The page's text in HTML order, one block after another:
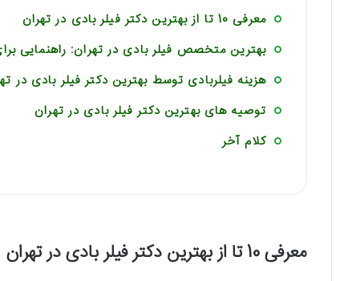
معرفی 10 تا از بهترین دکتر فیلر بادی در تهران
بهترین متخصص فیلر بادی در تهران: راهنمایی
هزینه فیلربادی توسط بهترین دکتر فیلر بادی در
توصیه‌ های بهترین دکتر فیلر بادی در تهران
کلام آخر
معرفی 10 تا از بهترین دکتر فیلر بادی در تهران